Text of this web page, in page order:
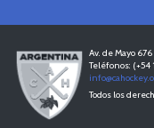
Av. de Mayo
Teléfonos: (+54
Todos los